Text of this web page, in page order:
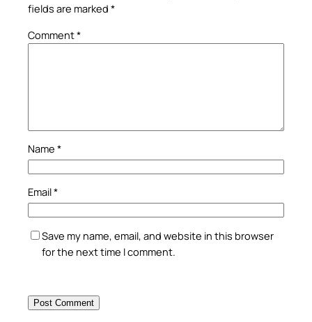
fields are marked *
Comment*
Name *
Email*
Save my name, email, and website in this browser
for the next time I comment.